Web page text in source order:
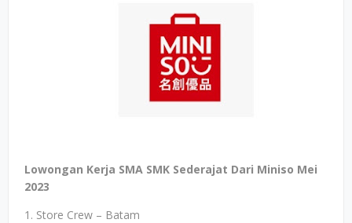
Lowongan Kerja SMA SMK Sederajat Dari Miniso Mei
2023
1. Store Crew – Batam